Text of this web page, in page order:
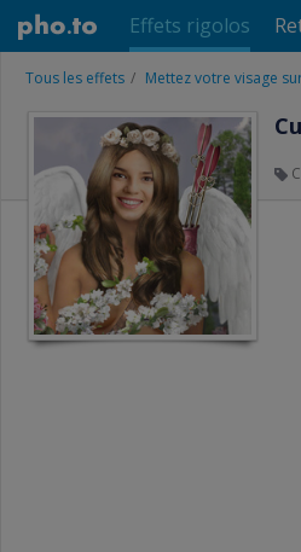
Effets rigolos
Tous les effets Mettez votre visage